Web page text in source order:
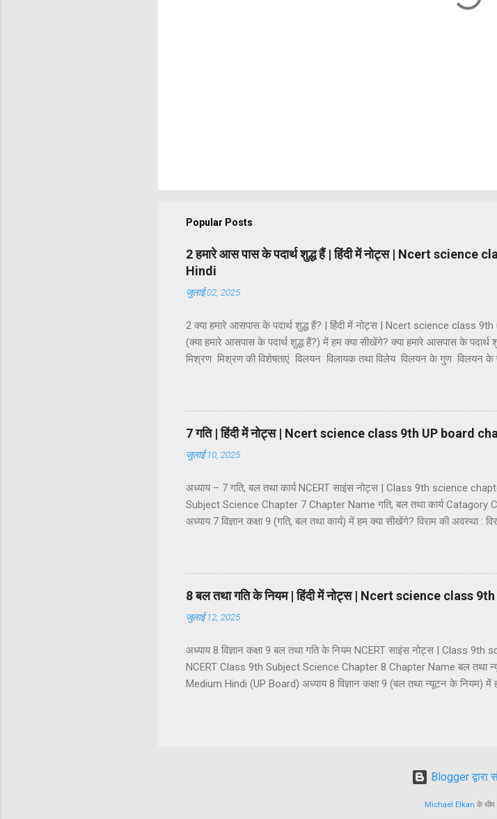
Popular Posts
2 हमारे आस पास के पदार्थ शुद्ध हैं | हिंदी में नोट्स | Ncert
Hindi
जुलाई 02, 2025
2 क्या हमारे आसपास के पदार्थ शुद्ध हैं? | हिंदी में नोट्स | Ncert science class
(क्या हमारे आसपास के पदार्थ शुद्ध हैं?) में हम क्या सीखेंगे? क्या हमारे आसपास के
मिश्रण मिश्रण की विशेषताएं विलयन विलायक तथा विलेय विलयन के गुण विलयन के
अनिश्चित अनुपात में मिलाया जाता है और किसी नई वस्तु का निर्माण नहीं होता है तो
7 गति | हिंदी में नोट्स | Ncert science class 9th UP board
जुलाई 10, 2025
अध्याय – 7 गति, बल तथा कार्य NCERT साइंस नोट्स | Class 9th science
Subject Science Chapter 7 Chapter Name गति, बल तथा कार्य
अध्याय 7 विज्ञान कक्षा 9 (गति, बल तथा कार्य) में हम क्या सीखेंगे? विराम की अवस्था :
सरल रेखीय गति एक समान गति और आसमान गति एकसमान गति असमान गति गति
असमान चाल असमान चाल के प्रकार (a) औसत चाल (b) तात्क्षणिक चाल वेग वेग
वेग के प्रकार ...
8 बल तथा गति के नियम | हिंदी में नोट्स | Ncert science class
जुलाई 12, 2025
अध्याय 8 विज्ञान कक्षा 9 बल तथा गति के नियम NCERT साइंस नोट्स | Class
NCERT Class 9th Subject Science Chapter 8 Chapter Name बल तथा
Medium Hindi (UP Board) अध्याय 8 विज्ञान कक्षा 9 (बल तथा न्यूटन के
अस्पर्शीय बल स्पर्शीय बल अस्पर्शीय बल बलों का वर्गीकरण (1) पेशीय बल (2)
Blogger द्वारा
Michael Elkan के थीम